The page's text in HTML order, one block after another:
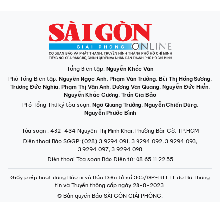
Tổng Biên tập: Nguyễn Khắc Văn
Phó Tổng Biên tập: Nguyễn Ngọc Anh, Phạm Văn Trường, Bùi Thị Hồng Sương,
Trương Đức Nghĩa, Phạm Thị Vân Anh, Dương Văn Quang, Nguyễn Đức Hiển,
Nguyễn Khắc Cường, Trần Gia Bảo
Phó Tổng Thư ký tòa soạn: Ngô Quang Trưởng, Nguyễn Chiến Dũng,
Nguyễn Phước Bình
Tòa soạn : 432-434 Nguyễn Thị Minh Khai, Phường Bàn Cờ, TP.HCM
Điện thoại Báo SGGP: (028) 3.9294.091, 3.9294.092, 3.9294.093,
3.9294.097, 3.9294.098
Điện thoại Tòa soạn Báo Điện tử: 08 65 11 22 55
Giấy phép hoạt động Báo in và Báo Điện tử số 305/GP-BTTTT do Bộ Thông
tin và Truyền thông cấp ngày 28-8-2023.
© Bản quyền Báo SÀI GÒN GIẢI PHÓNG.